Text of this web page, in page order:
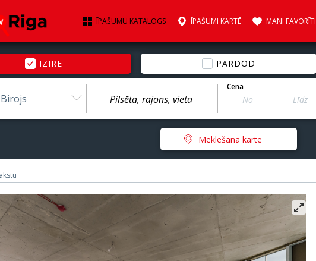
ĪPAŠUMU KATALOGS ĪPAŠUMI KARTĒ MANI FAVORĪTI
IZĪRĒ PĀRDOD
Birojs
Cena
-
Meklēšana kartē